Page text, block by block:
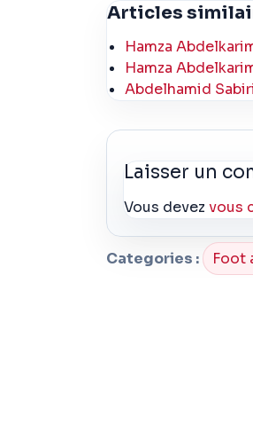
Articles
Hamza
Hamza
Abdelhamid
Laisser un
Vous devezvous
Categories : Foot